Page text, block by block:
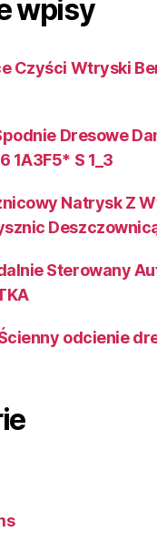
wpisy
Czyści Wtryski
Dresowe
1A3F5* S 1_3
Natrysk Z
Sterowany
odcienie